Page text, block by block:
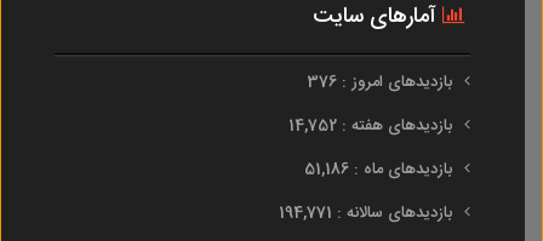
آمارهای سایت
بازدیدهای امروز : 376
بازدیدهای هفته : 14,752
بازدیدهای ماه : 51,186
بازدیدهای سالانه : 194,771